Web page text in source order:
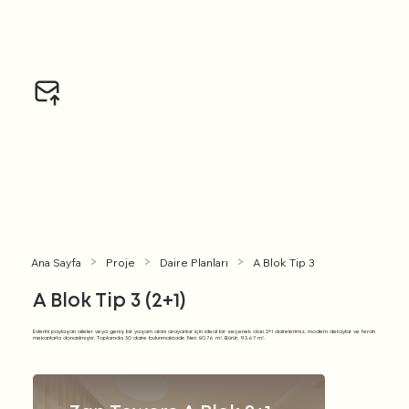
Ana Sayfa > Proje > Daire Planları > A Blok Tip 3
A Blok Tip 3 (2+1)
Evlerini paylaşan aileler veya geniş bir yaşam alanı arayanlar için ideal bir seçenek olan 2+1 dairelerimiz, modern detaylar ve ferah
mekanlarla donatılmıştır. Toplamda 30 daire bulunmaktadır. Net: 80.76 m², Bürüt: 93.67 m².